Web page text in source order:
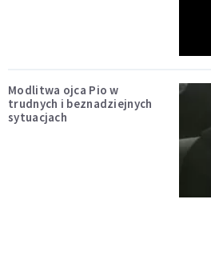
Modlitwa ojca Pio w
trudnych i beznadziejnych
sytuacjach